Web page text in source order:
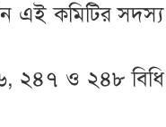
এই কমিটির সদস্য
২৪৭ ও ২৪৮ বিধি